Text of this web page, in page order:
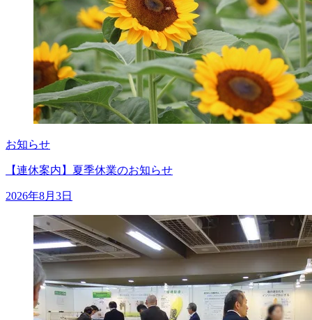
お知らせ
【連休案内】夏季休業のお知らせ
2026年8月3日